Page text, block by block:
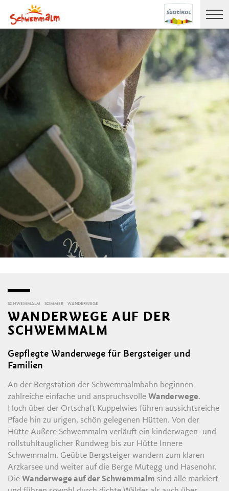
SCHWEMMALM SOMMER WANDERWEGE
WANDERWEGE AUF DER
SCHWEMMALM
Gepflegte Wanderwege für Bergsteiger und
Familien
An der Bergstation der Schwemmalmbahn beginnen
zahlreiche einfache und anspruchsvolleWanderwege.
Hoch über der Ortschaft Kuppelwies führen aussichtsreiche
Pfade hin zu urigen, schön gelegenen Hütten. Von der
Hütte Außere Schwemmalm verläuft ein kinderwagen- und
rollstuhltauglicher Rundweg bis zur Hütte Innere
Schwemmalm. Geübte Bergsteiger wandern zum klaren
Arzkarsee und weiter auf die Berge Mutegg und Hasenohr.
DieWanderwege auf der Schwemmalm sind alle markiert